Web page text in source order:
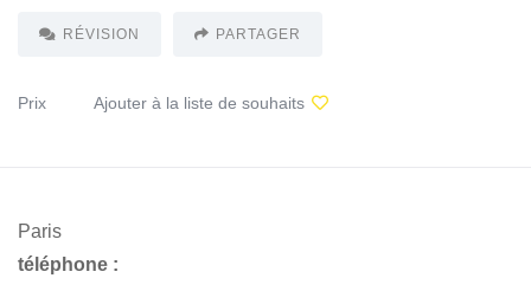
RÉVISION PARTAGER
Prix Ajouter à la liste de souhaits
Paris
téléphone :